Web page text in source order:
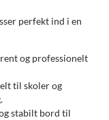
perfekt ind i en
og professionelt
til skoler og
stabilt bord til